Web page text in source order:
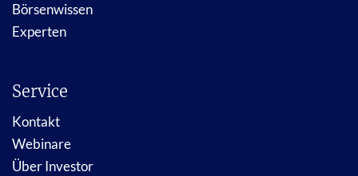
Börsenwissen
Experten
Service
Kontakt
Webinare
Über Investor